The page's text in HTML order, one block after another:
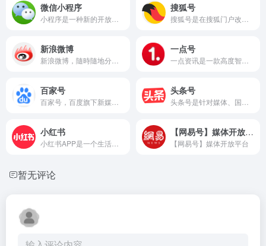
微信小程序 搜狐号
新浪微博 一点号
百家号 头条号
小红书 【网易号】媒体开放平台
【网易号】媒体开放平台
暂无评论